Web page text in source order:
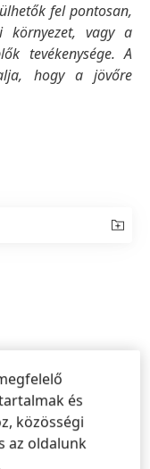
fel pontosan,
környezet, vagy a
tevékenysége. A
hogy a jövőre
és
közösségi
az oldalunk